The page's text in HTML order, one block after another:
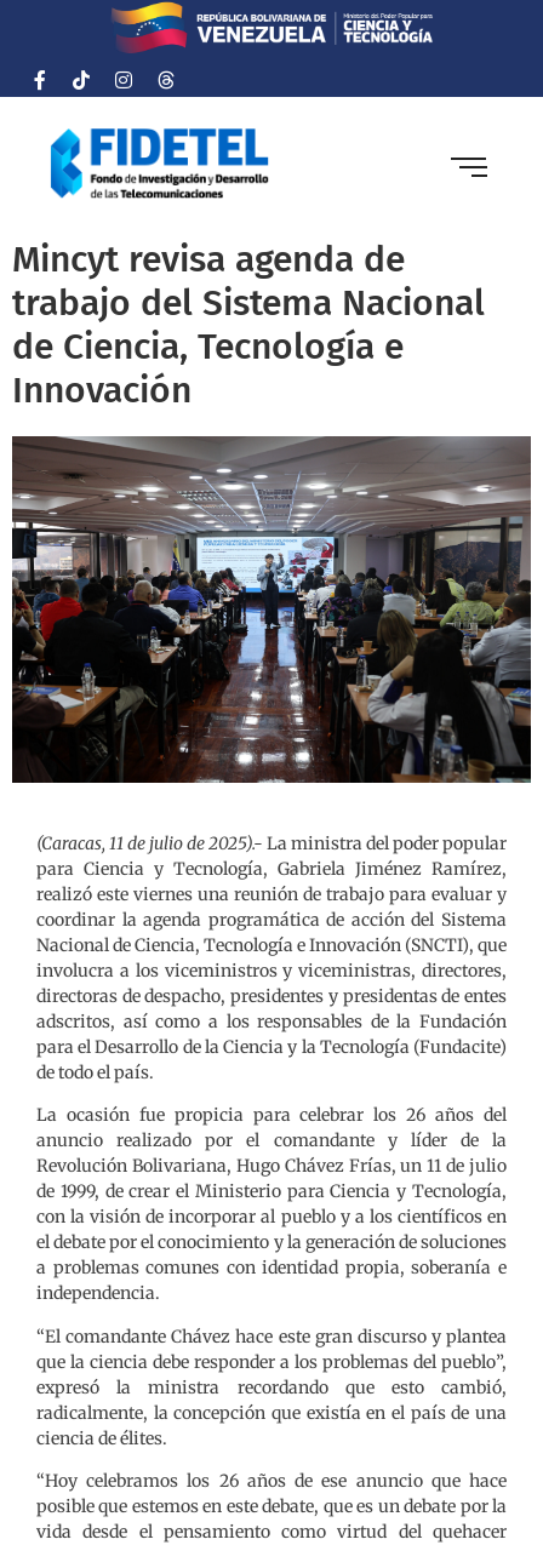
Mincyt revisa agenda de
trabajo del Sistema Nacional
de Ciencia, Tecnología e
Innovación
(Caracas, 11 de julio de 2025).- La ministra del poder popular
para Ciencia y Tecnología, Gabriela Jiménez Ramírez,
realizó este viernes una reunión de trabajo para evaluar y
coordinar la agenda programática de acción del Sistema
Nacional de Ciencia, Tecnología e Innovación (SNCTI), que
involucra a los viceministros y viceministras, directores,
directoras de despacho, presidentes y presidentas de entes
adscritos, así como a los responsables de la Fundación
para el Desarrollo de la Ciencia y la Tecnología (Fundacite)
de todo el país.
La ocasión fue propicia para celebrar los 26 años del
anuncio realizado por el comandante y líder de la
Revolución Bolivariana, Hugo Chávez Frías, un 11 de julio
de 1999, de crear el Ministerio para Ciencia y Tecnología,
con la visión de incorporar al pueblo y a los científicos en
el debate por el conocimiento y la generación de soluciones
a problemas comunes con identidad propia, soberanía e
independencia.
“El comandante Chávez hace este gran discurso y plantea
que la ciencia debe responder a los problemas del pueblo”,
expresó la ministra recordando que esto cambió,
radicalmente, la concepción que existía en el país de una
ciencia de élites.
“Hoy celebramos los 26 años de ese anuncio que hace
posible que estemos en este debate, que es un debate por la
vida desde el pensamiento como virtud del quehacer